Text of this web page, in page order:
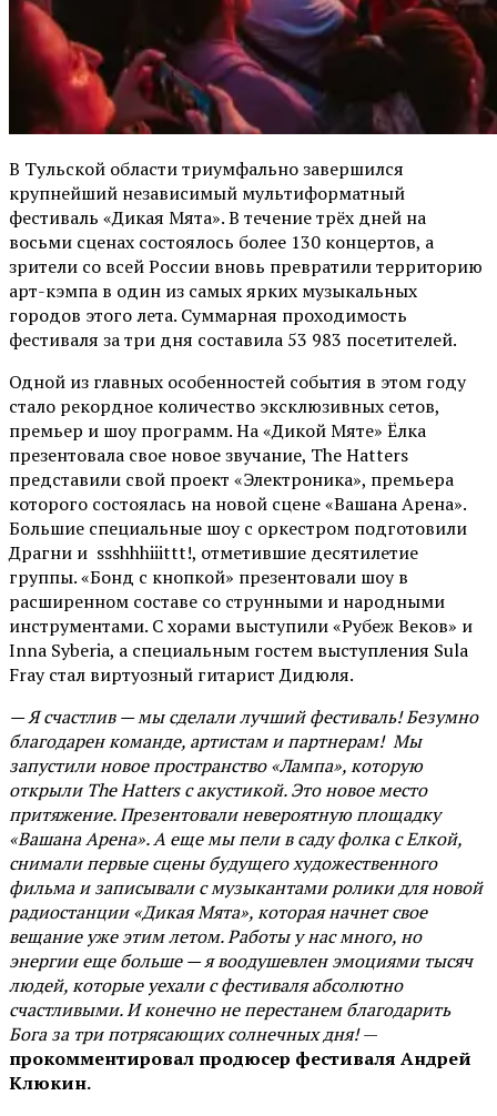
В Тульской области триумфально завершился
крупнейший независимый мультиформатный
фестиваль «Дикая Мята». В течение трёх дней на
восьми сценах состоялось более 130 концертов, а
зрители со всей России вновь превратили территорию
арт-кэмпа в один из самых ярких музыкальных
городов этого лета. Суммарная проходимость
фестиваля за три дня составила 53 983 посетителей.
Одной из главных особенностей события в этом году
стало рекордное количество эксклюзивных сетов,
премьер и шоу программ. На «Дикой Мяте» Ёлка
презентовала свое новое звучание, The Hatters
представили свой проект «Электроника», премьера
которого состоялась на новой сцене «Вашана Арена».
Большие специальные шоу с оркестром подготовили
Драгни и ssshhhiiittt!, отметившие десятилетие
группы. «Бонд с кнопкой» презентовали шоу в
расширенном составе со струнными и народными
инструментами. С хорами выступили «Рубеж Веков» и
Inna Syberia, а специальным гостем выступления Sula
Fray стал виртуозный гитарист Дидюля.
— Я счастлив — мы сделали лучший фестиваль! Безумно
благодарен команде, артистам и партнерам! Мы
запустили новое пространство «Лампа», которую
открыли The Hatters с акустикой. Это новое место
притяжение. Презентовали невероятную площадку
«Вашана Арена». А еще мы пели в саду фолка с Елкой,
снимали первые сцены будущего художественного
фильма и записывали с музыкантами ролики для новой
радиостанции «Дикая Мята», которая начнет свое
вещание уже этим летом. Работы у нас много, но
энергии еще больше — я воодушевлен эмоциями тысяч
людей, которые уехали с фестиваля абсолютно
счастливыми. И конечно не перестанем благодарить
Бога за три потрясающих солнечных дня!—
прокомментировал продюсер фестиваля Андрей
Клюкин.